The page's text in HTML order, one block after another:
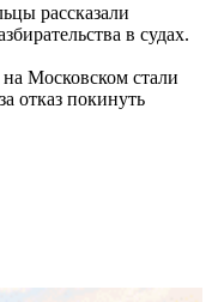
рассказали
в судах.
Московском стали
отказ покинуть